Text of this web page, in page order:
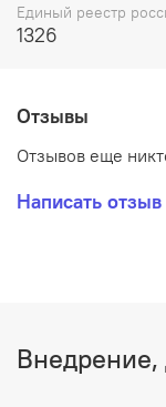
Единый реестр
1326
Отзывы
Отзывов еще
Написать отзыв
Внедрение,